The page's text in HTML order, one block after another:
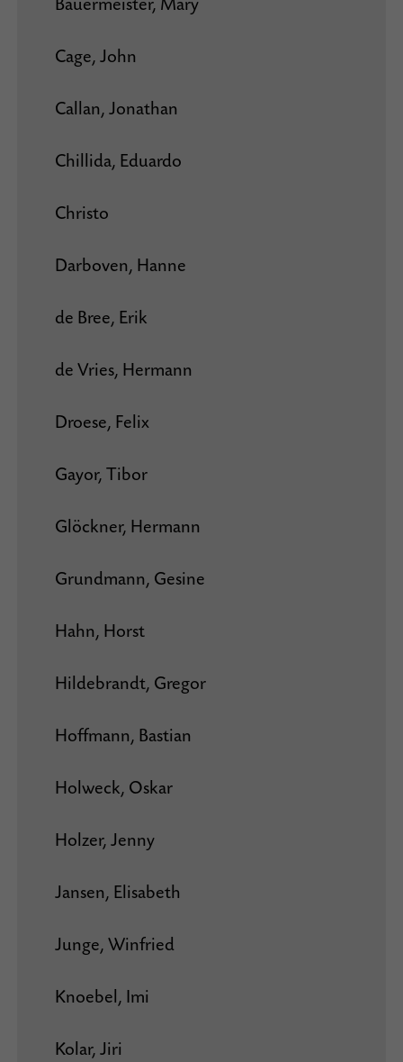
Bauermeister, Mary
Cage, John
Callan, Jonathan
Chillida, Eduardo
Christo
Darboven, Hanne
de Bree, Erik
de Vries, Hermann
Droese, Felix
Gayor, Tibor
Glöckner, Hermann
Grundmann, Gesine
Hahn, Horst
Hildebrandt, Gregor
Hoffmann, Bastian
Holweck, Oskar
Holzer, Jenny
Jansen, Elisabeth
Junge, Winfried
Knoebel, Imi
Kolar, Jiri